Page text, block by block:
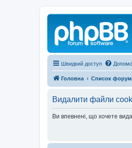
Швидкий доступ
Головна Список
Видалити файли
Ви впевнені, що хочете